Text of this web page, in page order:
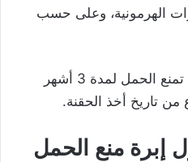
الهرمونية، وعلى حسب
أكدت الأبحاث أن الحقنة التي تمنع الحمل لمدة 3 أشهر
إبرة منع الحمل